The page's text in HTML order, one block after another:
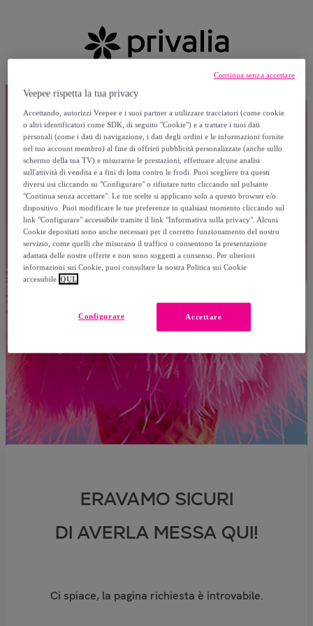
ERAVAMO SICURI
DI AVERLA MESSA QUI!
Ci spiace, la pagina richiesta è introvabile.
Veepee rispetta la tua privacy
Accettando, autorizzi Veepee e i suoi partner a utilizzare tracciatori (come cookie
o altri identificatori come SDK, di seguito "Cookie") e a trattare i tuoi dati
personali (come i dati di navigazione, i dati degli ordini e le informazioni fornite
nel tuo account membro) al fine di offrirti pubblicità personalizzate (anche sullo
schermo della tua TV) e misurarne le prestazioni, effettuare alcune analisi
sull'attività di vendita e a fini di lotta contro le frodi. Puoi scegliere tra questi
diversi usi cliccando su "Configurare" o rifiutare tutto cliccando sul pulsante
"Continua senza accettare". Le tue scelte si applicano solo a questo browser e/o
dispositivo. Puoi modificare le tue preferenze in qualsiasi momento cliccando sul
link "Configurare" accessibile tramite il link "Informativa sulla privacy". Alcuni
Cookie depositati sono anche necessari per il corretto funzionamento del nostro
servizio, come quelli che misurano il traffico o consentono la presentazione
adattata delle nostre offerte e non sono soggetti a consenso. Per ulteriori
informazioni sui Cookie, puoi consultare la nostra Politica sui Cookie
accessibile QUI.
Accettare
Configurare
Continua senza accettare